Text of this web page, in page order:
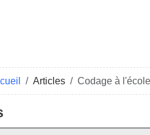
Articles Codage à l'école